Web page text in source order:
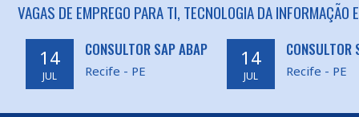
VAGAS DE EMPREGO PARA TI, TECNOLOGIA DA INFORMAÇÃO
14
JUL
CONSULTOR SAP ABAP
Recife - PE
14
JUL
CONSULTOR
Recife - PE